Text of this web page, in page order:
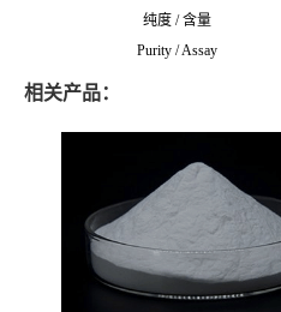
纯度 / 含量
Purity / Assay
相关产品：